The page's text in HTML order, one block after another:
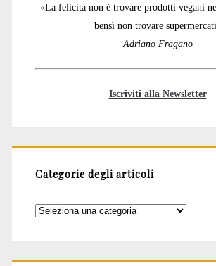
«La felicità non è trovare prodotti vegani
bensì non trovare
Adriano Fragano
Iscriviti alla Newsletter
Categorie degli articoli
Categorie